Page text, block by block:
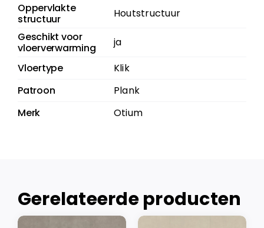
Oppervlakte
structuur
Houtstructuur
Geschikt voor
vloerverwarming
ja
Vloertype
Klik
Patroon
Plank
Merk
Otium
Gerelateerde producten